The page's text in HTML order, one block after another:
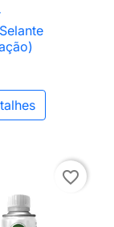
favorite_border